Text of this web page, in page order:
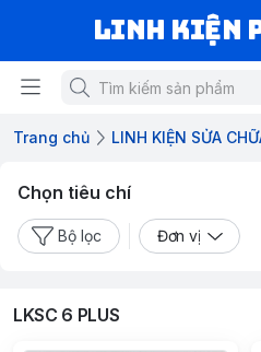
LINH KIỆN
Trang chủ LINH KIỆN SỬA
Chọn tiêu chí
Bộ lọc Đơn vị
LKSC 6 PLUS